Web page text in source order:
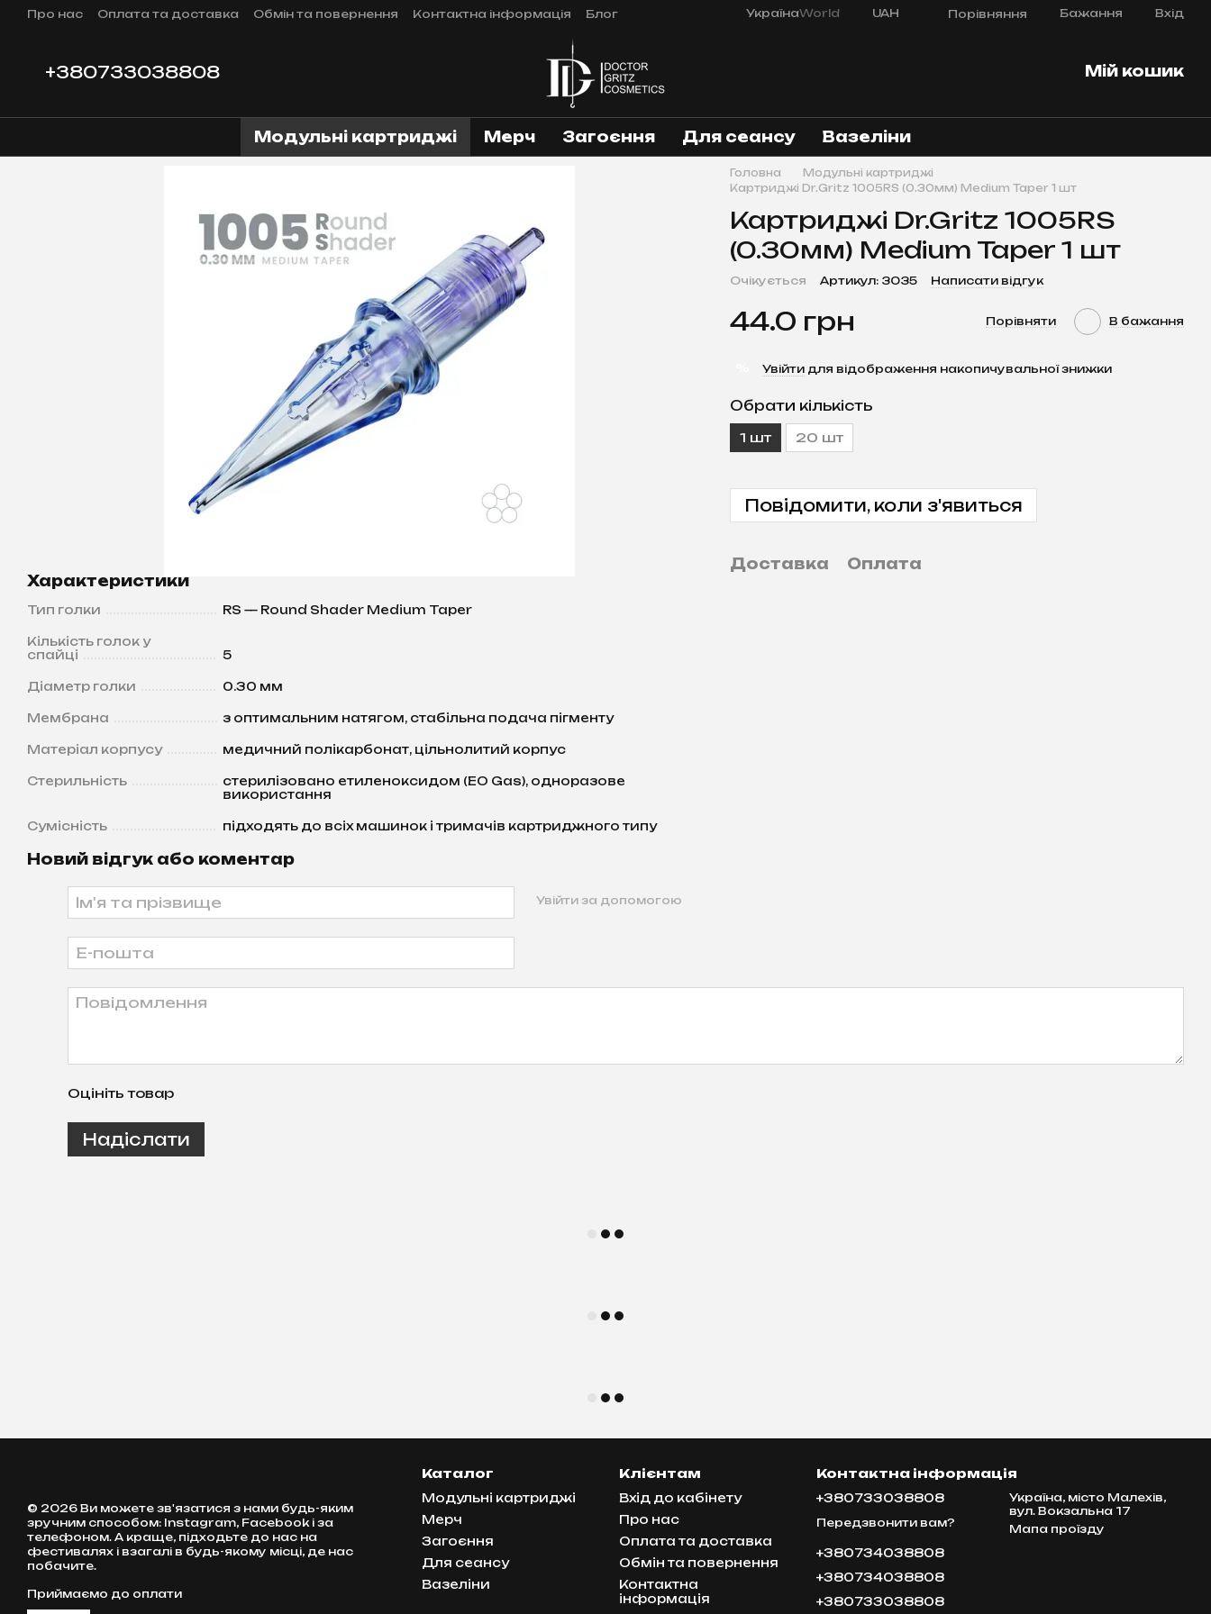
Перейти до основного контенту
Про нас Оплата та доставка Обмін та повернення Контактна інформація
Блог
УкраїнаWorld UAH Порівняння Бажання Вхід
+380733038808 Мій кошик
Модульні картриджі Мерч Загоєння Для сеансу Вазеліни
Характеристики
Тип голки RS — Round Shader Medium Taper
Кількість голок у
спайці
5
Діаметр голки 0.30 мм
Мембрана з оптимальним натягом, стабільна подача пігменту
Матеріал корпусу медичний полікарбонат, цільнолитий корпус
Стерильність
стерилізовано етиленоксидом (EO Gas), одноразове
використання
Сумісність підходять до всіх машинок і тримачів картриджного типу
Головна
Модульні картриджі
Картриджі Dr.Gritz 1005RS (0.30мм) Medium Taper 1 шт
Картриджі Dr.Gritz 1005RS
(0.30мм) Medium Taper 1 шт
Очікується Артикул: 3035 Написати відгук
44.0 грн Порівняти В бажання
Увійти для відображення накопичувальної знижки
Обрати кількість
1 шт 20 шт
Повідомити, коли з'явиться
Доставка Оплата
Новий відгук або коментар
Увійти за допомогою
Оцініть товар
Надіслати
© 2026 Ви можете зв'язатися з нами будь-яким
зручним способом: Instagram, Facebook і за
телефоном. А краще, підходьте до нас на
фестивалях і взагалі в будь-якому місці, де нас
побачите.
Приймаємо до оплати
Каталог
Модульні картриджі
Мерч
Загоєння
Для сеансу
Вазеліни
Клієнтам
Вхід до кабінету
Про нас
Оплата та доставка
Обмін та повернення
Контактна
інформація
Контактна інформація
+380733038808
Передзвонити вам?
+380734038808
+380734038808
+380733038808
Україна, місто Малехів,
вул. Вокзальна 17
Мапа проїзду